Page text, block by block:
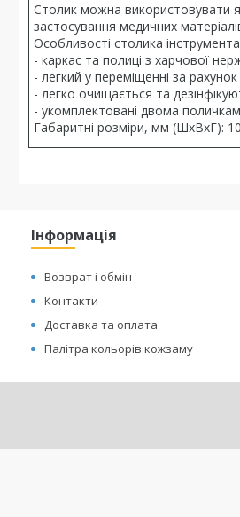
Столик можна використовувати
застосування медичних
Особливості столика
- каркас та полиці з харчової
- легкий у переміщенні за рахунок
- легко очищається та
- укомплектовані двома
Габаритні розміри, мм (ШхВхГ):
Інформація
Возврат і обмін
Контакти
Доставка та оплата
Палітра кольорів кожзаму